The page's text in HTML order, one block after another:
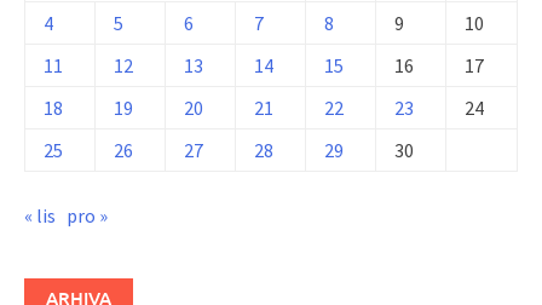
4
5 6 7 8 9
10
11
12 13 14 15 16
17
18
19 20 21 22 23
24
25
26 27 28 29 30
« lis pro »
ARHIVA